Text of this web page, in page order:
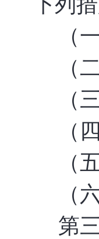
（
（
（
（
（
（
第